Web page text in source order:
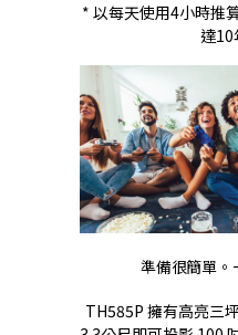
* 以每天使用4小時推
達10
準備很簡單。
TH585P 擁有高亮三